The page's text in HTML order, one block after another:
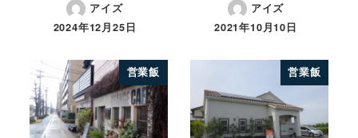
アイズ
2024年12月25日
アイズ
2021年10月10日
営業飯 営業飯